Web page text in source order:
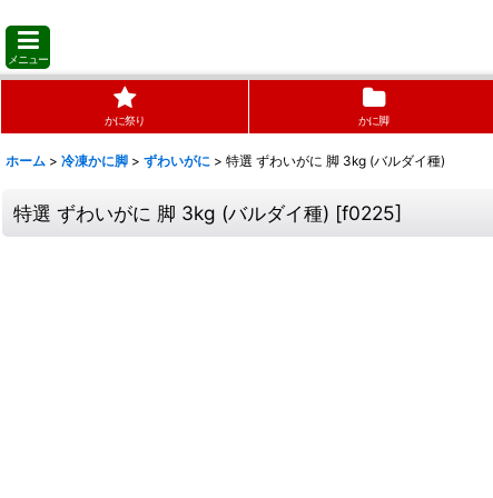
メニュー
かに祭り かに脚
ホーム > 冷凍かに脚 > ずわいがに > 特選 ずわいがに 脚 3kg (バルダイ種)
特選 ずわいがに 脚 3kg (バルダイ種) [f0225]